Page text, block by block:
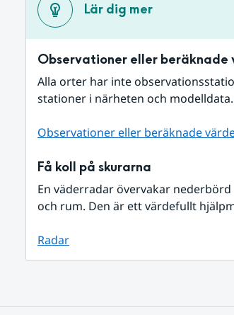
Lär dig mer
Observationer eller beräknade
Alla orter har inte
stationer i närheten och modelldata.
Observationer eller beräknade
Få koll på skurarna
En väderradar övervakar
och rum. Den är ett värdefullt
Radar